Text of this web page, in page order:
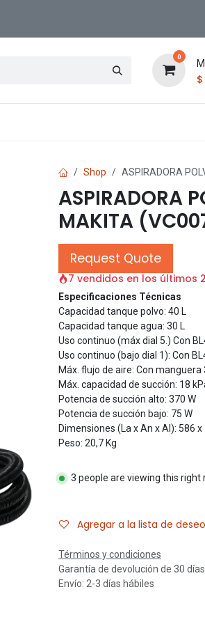
0
$
Shop ASPIRADORA
ASPIRADORA
MAKITA
Request Quote
7 vendidos en los últimos
Especificaciones Técnicas
Capacidad tanque polvo: 40 L
Capacidad tanque agua: 30 L
Uso continuo (máx dial 5.) Con
Uso continuo (bajo dial 1): Con
Máx. flujo de aire: Con
Máx. capacidad de succión: 18
Potencia de succión alto: 370 W
Potencia de succión bajo: 75 W
Dimensiones (La x An x Al): 586
Peso: 20,7 Kg
3 people are viewing this right
Agregar a la lista de
Términos y condiciones
Garantía de devolución de 30 días
Envío: 2-3 días hábiles